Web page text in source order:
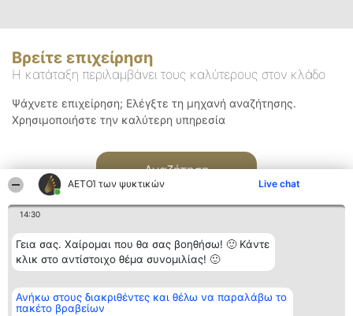
ΑΕΤΟΊ των ψυκτικών Live chat
14:30
Γεια σας. Χαίρομαι που θα σας βοηθήσω! 🙂 Κάντε
κλικ στο αντίστοιχο θέμα συνομιλίας! 🙂
Ανήκω στους διακριθέντες και θέλω να παραλάβω το
πακέτο βραβείων
Βρείτε επιχείρηση
Η κατάταξη περιλαμβάνει τους καλύτερους στον κλάδο
Ψάχνετε επιχείρηση; Ελέγξτε τη μηχανή αναζήτησης.
Χρησιμοποιήστε την καλύτερη υπηρεσία
Αναζήτηση
Διοργανωτής της
κατάταξης
BEAUTIFUL COMPANY
Κατάταξη
Διακριθέντες
Επικοινωνία
Επικοινωνία